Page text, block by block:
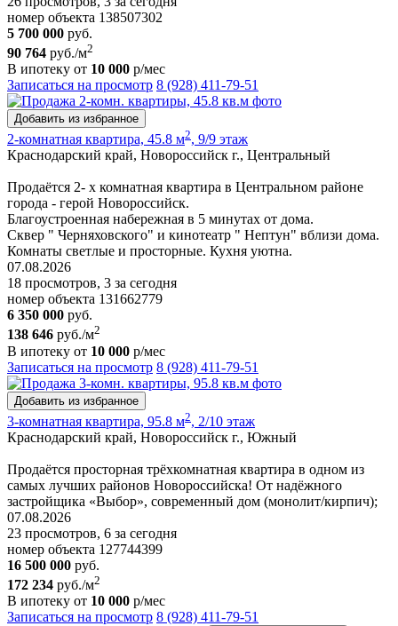
номер объекта 138507302
5 700 000 руб.
90 764 руб./м2
В ипотеку от 10 000 р/мес
Записаться на просмотр 8 (928) 411-79-51
Добавить из избранное
2-комнатная квартира, 45.8 м2, 9/9 этаж
Краснодарский край, Новороссийск г., Центральный
Продаётся 2- х комнатная квартира в Центральном районе
города - герой Новороссийск.
Благоустроенная набережная в 5 минутах от дома.
Сквер " Черняховского" и кинотеатр " Нептун" вблизи дома.
Комнаты светлые и просторные. Кухня уютна.
07.08.2026
18 просмотров, 3 за сегодня
номер объекта 131662779
6 350 000 руб.
138 646 руб./м2
В ипотеку от 10 000 р/мес
Записаться на просмотр 8 (928) 411-79-51
Добавить из избранное
3-комнатная квартира, 95.8 м2, 2/10 этаж
Краснодарский край, Новороссийск г., Южный
Продаётся просторная трёхкомнатная квартира в одном из
самых лучших районов Новороссийска! От надёжного
застройщика «Выбор», современный дом (монолит/кирпич);
07.08.2026
23 просмотров, 6 за сегодня
номер объекта 127744399
16 500 000 руб.
172 234 руб./м2
В ипотеку от 10 000 р/мес
Записаться на просмотр 8 (928) 411-79-51